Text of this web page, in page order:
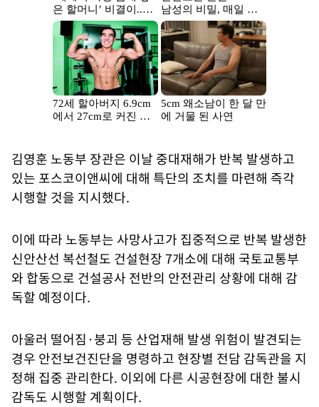
김영훈 노동부 장관은 이날 중대재해가 반복 발생하고
있는 포스코이앤씨에 대해 특단의 조치를 마련해 즉각
시행할 것을 지시했다.
이에 따라 노동부는 사망사고가 집중적으로 반복 발생한
신안산선 복선철도 건설현장 7개소에 대해 국토교통부
와 합동으로 건설공사 전반의 안전관리 상황에 대해 감
독할 예정이다.
아울러 떨어짐·붕괴 등 산업재해 발생 위험이 발견되는
경우 안전보건진단을 명령하고 현장별 전담 감독관을 지
정해 집중 관리한다. 이외에 다른 시공현장에 대한 불시
감독도 시행할 계획이다.